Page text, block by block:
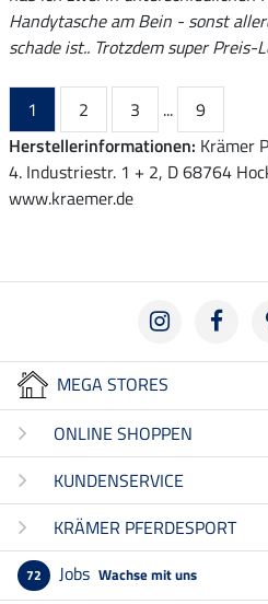
Handytasche am Bein - sonst
schade ist.. Trotzdem super Preis-
1 2 3 ...
9
Herstellerinformationen: Krämer
4. Industriestr. 1 + 2, D 68764
www.kraemer.de
MEGA STORES
ONLINE SHOPPEN
KUNDENSERVICE
KRÄMER PFERDESPORT
72 Jobs Wachse mit uns